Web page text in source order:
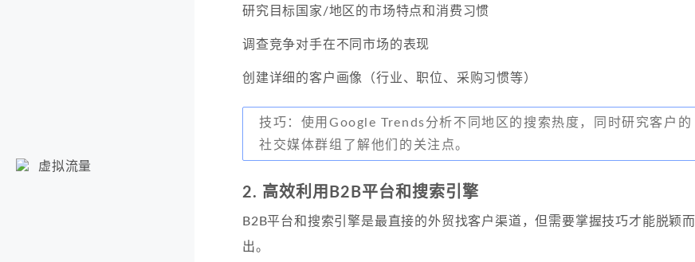
虚拟流量
研究目标国家/地区的市场特点和消费习惯
调查竞争对手在不同市场的表现
创建详细的客户画像（行业、职位、采购习惯等）
技巧：使用Google Trends分析不同地区的搜索热度，同时研究客户的
社交媒体群组了解他们的关注点。
2. 高效利用B2B平台和搜索引擎
B2B平台和搜索引擎是最直接的外贸找客户渠道，但需要掌握技巧才能脱颖而
出。